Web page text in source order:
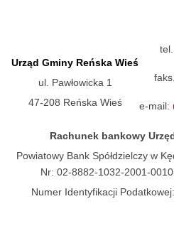
Urząd Gminy Reńska Wieś
ul. Pawłowicka 1
47-208 Reńska Wieś
e-mail:
Rachunek bankowy
Powiatowy Bank Spółdzielczy w
Nr: 02-8882-1032-2001-
Numer Identyfikacji